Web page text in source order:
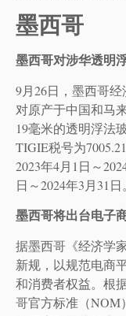
墨西哥
墨西哥对涉华透明
9月26日，墨西哥
对原产于中国和马
19毫米的透明浮法
TIGIE税号为
2023年4月1日～
日～2024年3月31日。
墨西哥将出台电子
据墨西哥《经济学
新规，以规范电商
和消费者权益。根
哥官方标准（NOM